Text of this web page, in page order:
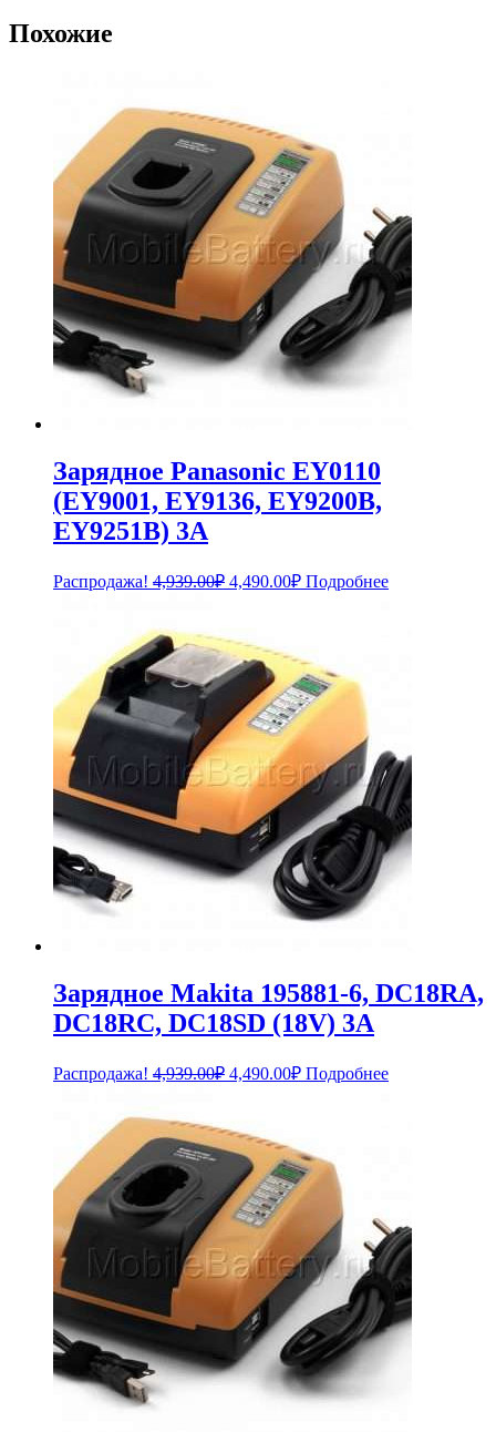
Похожие
Зарядное Panasonic EY0110
(EY9001, EY9136, EY9200B,
EY9251B) 3A
Распродажа! 4,939.00₽ Первоначальная
4,939.00₽.
4,490.00₽Текущая
цена:
Подробнее
Зарядное Makita 195881-6, DC18RA,
DC18RC, DC18SD (18V) 3A
Распродажа! 4,939.00₽ Первоначальная
4,939.00₽.
4,490.00₽Текущая
цена:
Подробнее